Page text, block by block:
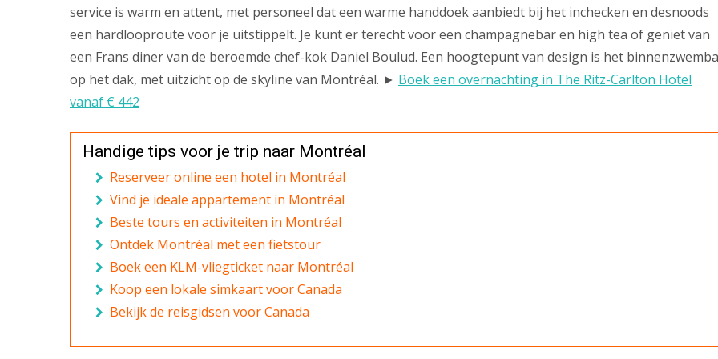
service is warm en attent, met personeel dat een warme handdoek aanbiedt bij het inchecken en desnoods
een hardlooproute voor je uitstippelt. Je kunt er terecht voor een champagnebar en high tea of geniet van
een Frans diner van de beroemde chef-kok Daniel Boulud. Een hoogtepunt van design is het
op het dak, met uitzicht op de skyline van Montréal. ► Boek een overnachting in The Ritz-Carlton Hotel
vanaf € 442
Handige tips voor je trip naar Montréal
Reserveer online een hotel in Montréal
Vind je ideale appartement in Montréal
Beste tours en activiteiten in Montréal
Ontdek Montréal met een fietstour
Boek een KLM-vliegticket naar Montréal
Koop een lokale simkaart voor Canada
Bekijk de reisgidsen voor Canada